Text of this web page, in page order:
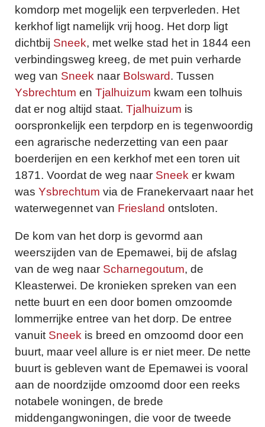
komdorp met mogelijk een terpverleden. Het
kerkhof ligt namelijk vrij hoog. Het dorp ligt
dichtbij Sneek, met welke stad het in 1844 een
verbindingsweg kreeg, de met puin verharde
weg van Sneek naar Bolsward. Tussen
Ysbrechtum en Tjalhuizum kwam een tolhuis
dat er nog altijd staat. Tjalhuizum is
oorspronkelijk een terpdorp en is tegenwoordig
een agrarische nederzetting van een paar
boerderijen en een kerkhof met een toren uit
1871. Voordat de weg naar Sneek er kwam
was Ysbrechtum via de Franekervaart naar het
waterwegennet van Friesland ontsloten.
De kom van het dorp is gevormd aan
weerszijden van de Epemawei, bij de afslag
van de weg naar Scharnegoutum, de
Kleasterwei. De kronieken spreken van een
nette buurt en een door bomen omzoomde
lommerrijke entree van het dorp. De entree
vanuit Sneek is breed en omzoomd door een
buurt, maar veel allure is er niet meer. De nette
buurt is gebleven want de Epemawei is vooral
aan de noordzijde omzoomd door een reeks
notabele woningen, de brede
middengangwoningen, die voor de tweede